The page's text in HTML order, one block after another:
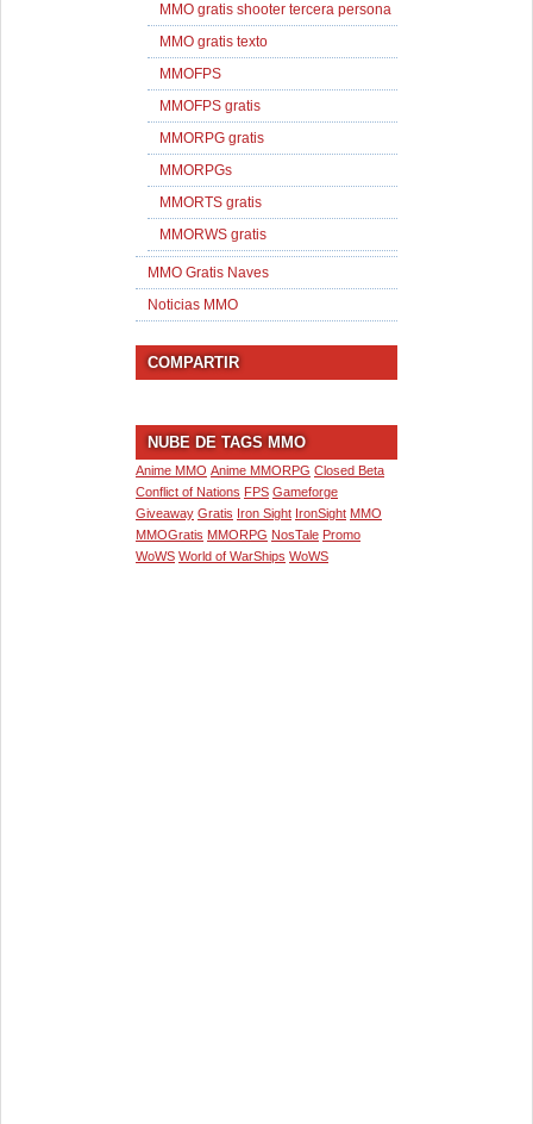
MMO gratis shooter tercera persona
MMO gratis texto
MMOFPS
MMOFPS gratis
MMORPG gratis
MMORPGs
MMORTS gratis
MMORWS gratis
MMO Gratis Naves
Noticias MMO
COMPARTIR
NUBE DE TAGS MMO
Anime MMO Anime MMORPG Closed Beta
Conflict of Nations FPS Gameforge
Giveaway Gratis Iron Sight IronSight MMO
MMOGratis MMORPG NosTale Promo
WoWS World of WarShips WoWS